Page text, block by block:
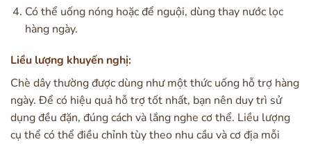
Có thể uống nóng hoặc để nguội, dùng thay nước lọc
hàng ngày.
Liều lượng khuyến nghị:
Chè dây thường được dùng như một thức uống hỗ trợ hàng
ngày. Để có hiệu quả hỗ trợ tốt nhất, bạn nên duy trì sử
dụng đều đặn, đúng cách và lắng nghe cơ thể. Liều lượng
cụ thể có thể điều chỉnh tùy theo nhu cầu và cơ địa mỗi